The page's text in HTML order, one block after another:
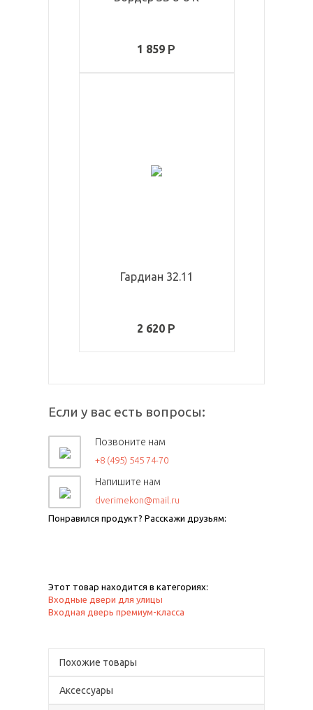
Если у вас есть вопросы:
Позвоните нам
+8 (495) 545 74-70
Напишите нам
dverimekon@mail.ru
Понравился продукт? Расскажи друзьям:
Этот товар находится в категориях:
Входные двери для улицы
Входная дверь премиум-класса
1 859
Гардиан 32.11
2 620
Похожие товары
Аксессуары